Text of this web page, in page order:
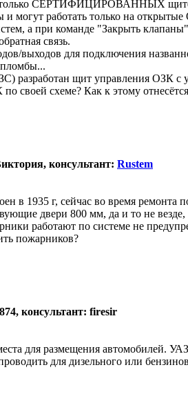
только СЕРТИФИЦИРОВАННЫХ
могут работать только на
а при команде "Закрыть
связь.
выходов для подключения
щит управления ОЗК с
своей схеме? Как к этому отнесётся
консультант: Rustem
в 1935 г, сейчас во время
двери 800 мм, да и то не
работают по системе не
пожарников?
консультант: firesir
для размещения автомобилей.
для дизельного или